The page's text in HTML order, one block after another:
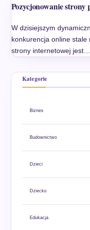
Pozycjonowanie
W dzisiejszym
konkurencja online
strony internetowej jest…
Kategorie
Biznes
Budownictwo
Dzieci
Dziecko
Edukacja